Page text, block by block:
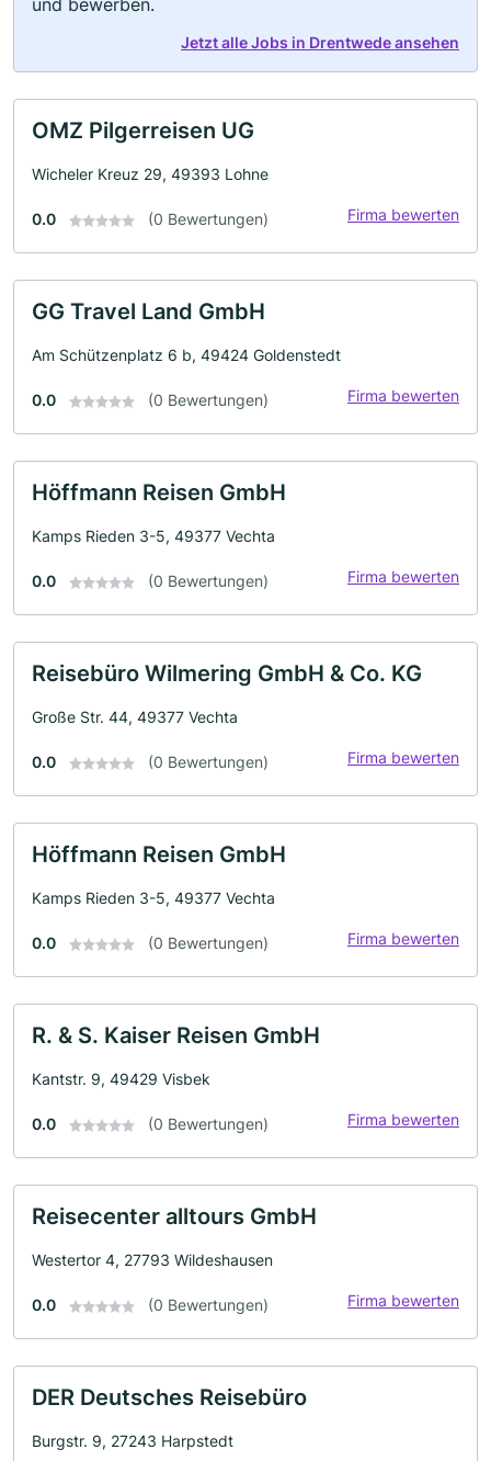
und bewerben.
Jetzt alle Jobs in Drentwede ansehen
OMZ Pilgerreisen UG
Wicheler Kreuz 29, 49393 Lohne
0.0 (0 Bewertungen) Firma bewerten
GG Travel Land GmbH
Am Schützenplatz 6 b, 49424 Goldenstedt
0.0 (0 Bewertungen) Firma bewerten
Höffmann Reisen GmbH
Kamps Rieden 3-5, 49377 Vechta
0.0 (0 Bewertungen) Firma bewerten
Reisebüro Wilmering GmbH & Co. KG
Große Str. 44, 49377 Vechta
0.0 (0 Bewertungen) Firma bewerten
Höffmann Reisen GmbH
Kamps Rieden 3-5, 49377 Vechta
0.0 (0 Bewertungen) Firma bewerten
R. & S. Kaiser Reisen GmbH
Kantstr. 9, 49429 Visbek
0.0 (0 Bewertungen) Firma bewerten
Reisecenter alltours GmbH
Westertor 4, 27793 Wildeshausen
0.0 (0 Bewertungen) Firma bewerten
DER Deutsches Reisebüro
Burgstr. 9, 27243 Harpstedt